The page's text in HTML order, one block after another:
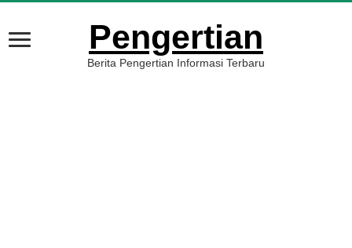
Pengertian
Berita Pengertian Informasi Terbaru